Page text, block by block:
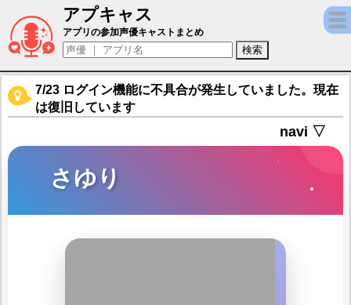
アプキャス
さゆり（声優：和氣あず未)【DEAD OR
アプリの参加声優キャストまとめ
7/23 ログイン機能に不具合が発生していました。現在
は復旧しています
navi ▽
さゆり